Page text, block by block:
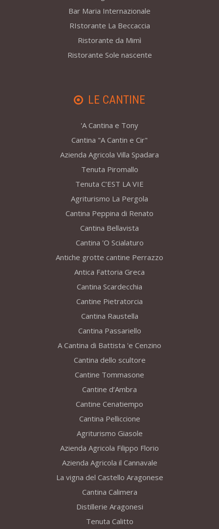
Bar Maria Internazionale
RIstorante La Beccaccia
Ristorante da Mimì
Ristorante Sole nascente
LE CANTINE
'A Cantina e Tony
Cantina "A Cantin e Cir"
Azienda Agricola Villa Spadara
Tenuta Piromallo
Tenuta C’EST LA VIE
Agriturismo La Pergola
Cantina Peppina di Renato
Cantina Bellavista
Cantina 'O Scialaturo
Antiche grotte cantine Perrazzo
Antica Fattoria Greca
Cantina Scardecchia
Cantine Pietratorcia
Cantina Raustella
Cantina Passariello
A Cantina di Battista 'e Cenzino
Cantina dello scultore
Cantine Tommasone
Cantine d’Ambra
Cantine Cenatiempo
Cantina Pelliccione
Agriturismo Giasole
Azienda Agricola Filippo Florio
Azienda Agricola il Cannavale
La vigna del Castello Aragonese
Cantina Calimera
Distillerie Aragonesi
Tenuta Calitto